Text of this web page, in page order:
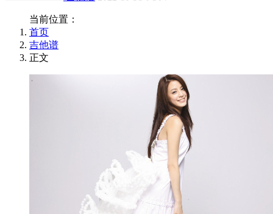
当前位置：
首页
吉他谱
正文